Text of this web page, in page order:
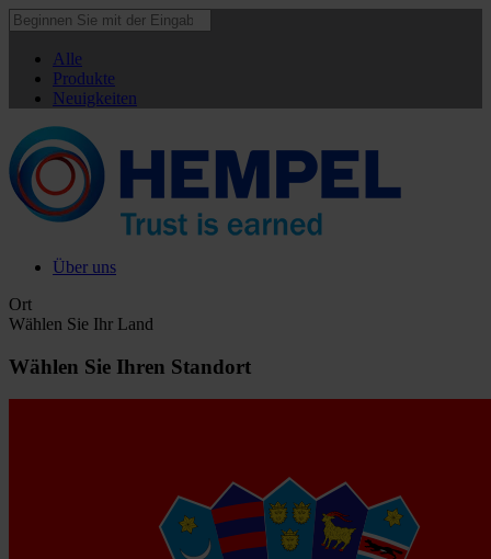
Alle
Produkte
Neuigkeiten
Über uns
Ort
Wählen Sie Ihr Land
Wählen Sie Ihren Standort